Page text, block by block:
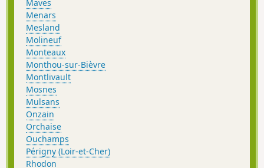
Maves
Menars
Mesland
Molineuf
Monteaux
Monthou-sur-Bièvre
Montlivault
Mosnes
Mulsans
Onzain
Orchaise
Ouchamps
Périgny (Loir-et-Cher)
Rhodon